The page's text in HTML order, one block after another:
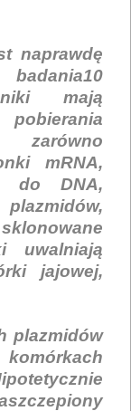
naprawdę
mają
zarówno
mRNA,
do DNA,
uwalniają
jajowej,
plazmidów